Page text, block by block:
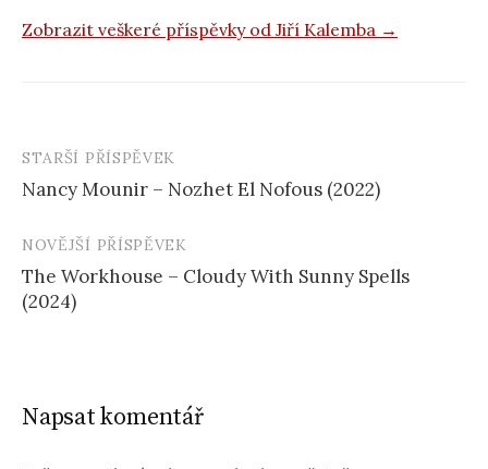
Zobrazit veškeré příspěvky od Jiří Kalemba →
Navigace
příspěvku
STARŠÍ PŘÍSPĚVEK
Nancy Mounir – Nozhet El Nofous (2022)
NOVĚJŠÍ PŘÍSPĚVEK
The Workhouse – Cloudy With Sunny Spells
(2024)
Napsat komentář